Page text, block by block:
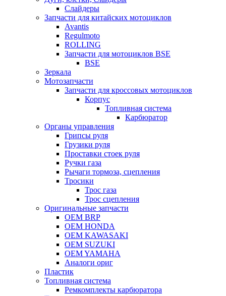
Слайдеры
Запчасти для китайских мотоциклов
Avantis
Regulmoto
ROLLING
Запчасти для мотоциклов BSE
BSE
Зеркала
Мотозапчасти
Запчасти для кроссовых мотоциклов
Корпус
Топливная система
Карбюратор
Органы управления
Грипсы руля
Грузики руля
Проставки стоек руля
Ручки газа
Рычаги тормоза, сцепления
Тросики
Трос газа
Трос сцепления
Оригинальные запчасти
OEM BRP
OEM HONDA
OEM KAWASAKI
OEM SUZUKI
OEM YAMAHA
Аналоги ориг
Пластик
Топливная система
Ремкомплекты карбюратора